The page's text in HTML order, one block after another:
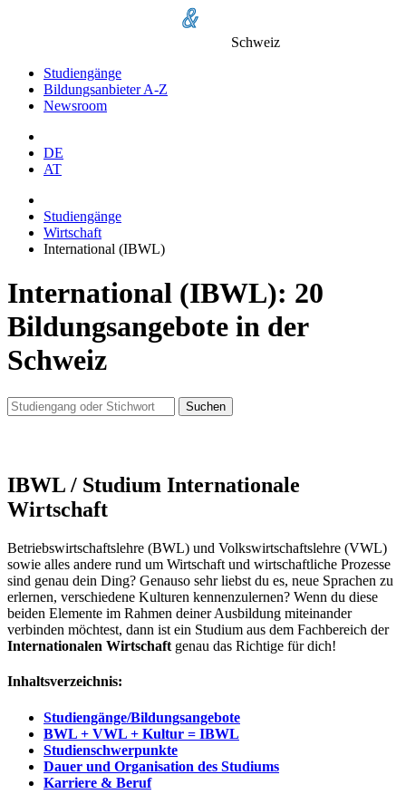
Schweiz
Studiengänge
Bildungsanbieter A-Z
Newsroom
DE
AT
Studiengänge
Wirtschaft
International (IBWL)
International (IBWL): 20
Bildungsangebote in der
Schweiz
Suchen
IBWL / Studium Internationale
Wirtschaft
Betriebswirtschaftslehre (BWL) und Volkswirtschaftslehre (VWL)
sowie alles andere rund um Wirtschaft und wirtschaftliche Prozesse
sind genau dein Ding? Genauso sehr liebst du es, neue Sprachen zu
erlernen, verschiedene Kulturen kennenzulernen? Wenn du diese
beiden Elemente im Rahmen deiner Ausbildung miteinander
verbinden möchtest, dann ist ein Studium aus dem Fachbereich der
Internationalen Wirtschaft genau das Richtige für dich!
Inhaltsverzeichnis:
Studiengänge/Bildungsangebote
BWL + VWL + Kultur = IBWL
Studienschwerpunkte
Dauer und Organisation des Studiums
Karriere & Beruf